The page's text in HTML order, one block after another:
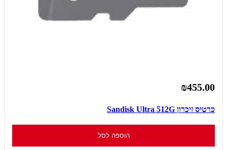
₪455.00
כרטיס זיכרון Sandisk Ultra 512G
הוספה לסל